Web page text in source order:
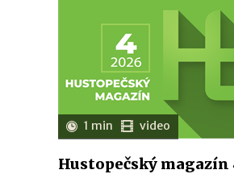
1 min video
Hustopečský magazín